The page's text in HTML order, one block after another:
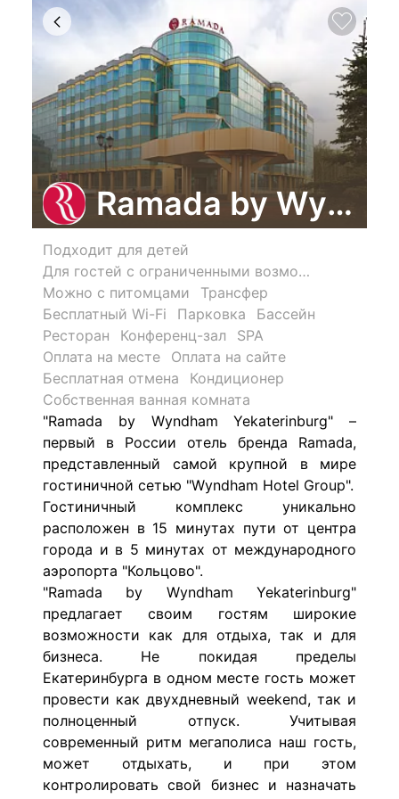
Ramada by
Подходит для детей
Для гостей с ограниченными возможностями
Можно с питомцами
Трансфер
Бесплатный Wi-Fi
Парковка
Бассейн
Ресторан
Конференц-зал
SPA
Оплата на месте
Оплата на сайте
Бесплатная отмена
Кондиционер
Собственная ванная комната
"Ramada by Wyndham Yekaterinburg" –
первый в России отель бренда Ramada,
представленный самой крупной в мире
гостиничной сетью "Wyndham Hotel Group".
Гостиничный комплекс уникально
расположен в 15 минутах пути от центра
города и в 5 минутах от международного
аэропорта "Кольцово".
"Ramada by Wyndham Yekaterinburg"
предлагает своим гостям широкие
возможности как для отдыха, так и для
бизнеса. Не покидая пределы
Екатеринбурга в одном месте гость может
провести как двухдневный weekend, так и
полноценный отпуск. Учитывая
современный ритм мегаполиса наш гость,
может отдыхать, и при этом
контролировать свой бизнес и назначать